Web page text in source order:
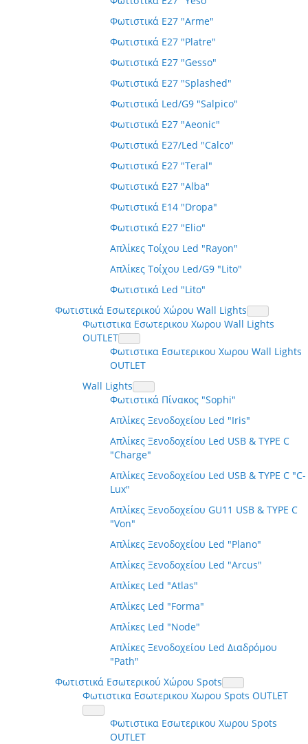
Φωτιστικά E27 "Arme"
Φωτιστικά E27 "Platre"
Φωτιστικά E27 "Gesso"
Φωτιστικά E27 "Splashed"
Φωτιστικά Led/G9 "Salpico"
Φωτιστικά E27 "Aeonic"
Φωτιστικά E27/Led "Calco"
Φωτιστικά E27 "Teral"
Φωτιστικά E27 "Alba"
Φωτιστικά E14 "Dropa"
Φωτιστικά E27 "Elio"
Απλίκες Τοίχου Led "Rayon"
Απλίκες Τοίχου Led/G9 "Lito"
Φωτιστικά Led "Lito"
Φωτιστικά Εσωτερικού Χώρου Wall Lights
Φωτιστικα Εσωτερικου Χωρου Wall Lights
OUTLET
Φωτιστικα Εσωτερικου Χωρου Wall Lights
OUTLET
Wall Lights
Φωτιστικά Πίνακος "Sophi"
Απλίκες Ξενοδοχείου Led "Iris"
Απλίκες Ξενοδοχείου Led USB & TYPE C
"Charge"
Απλίκες Ξενοδοχείου Led USB & TYPE C "C-
Lux"
Απλίκες Ξενοδοχείου GU11 USB & TYPE C
"Von"
Απλίκες Ξενοδοχείου Led "Plano"
Απλίκες Ξενοδοχείου Led "Arcus"
Απλίκες Led "Atlas"
Απλίκες Led "Forma"
Απλίκες Led "Node"
Απλίκες Ξενοδοχείου Led Διαδρόμου
"Path"
Φωτιστικά Εσωτερικού Χώρου Spots
Φωτιστικα Εσωτερικου Χωρου Spots OUTLET
Φωτιστικα Εσωτερικου Χωρου Spots
OUTLET